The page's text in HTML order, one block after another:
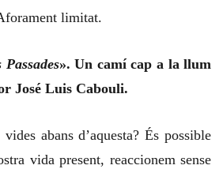
limitat.
». Un camí cap a la llum
José Luis Cabouli.
abans d’aquesta? És possible
vida present, reaccionem sense